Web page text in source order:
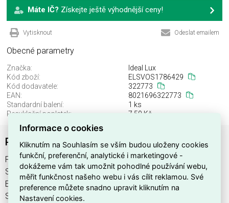
Máte IČ? Získejte ještě výhodnější ceny!
Vytisknout Odeslat emailem
Obecné parametry
Značka:
Ideal Lux
Kód zboží:
ELSVOS1786429
Kód dodavatele:
322773
EAN:
8021696322773
Standardní balení:
1 ks
Recyklační poplatek:
7,50 Kč
PERLAGE SP11 AMBRA
PERLAGE SP11 AMBRA najdete v kategoriích Svítidla,
Svítidla, světelné zdroje a LED osvětlení, výrobce Ideal Lux,
EAN 8021696322773, kód dodavatele 322773. PERLAGE
SP11 AMBRA nabízíme od 1 ks. Kód EMAS PERLAGE SP11
Informace o cookies
Kliknutím na Souhlasím se vším budou uloženy cookies
funkční, preferenční, analytické i marketingové -
dokážeme vám tak umožnit pohodlné používání webu,
měřit funkčnost našeho webu i vás cílit reklamou. Své
preference můžete snadno upravit kliknutím na
Nastavení cookies.